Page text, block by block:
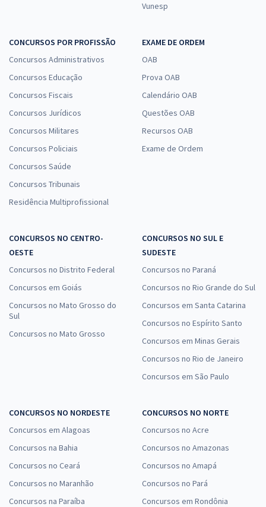
Vunesp
CONCURSOS POR PROFISSÃO
Concursos Administrativos
Concursos Educação
Concursos Fiscais
Concursos Jurídicos
Concursos Militares
Concursos Policiais
Concursos Saúde
Concursos Tribunais
Residência Multiprofissional
EXAME DE ORDEM
OAB
Prova OAB
Calendário OAB
Questões OAB
Recursos OAB
Exame de Ordem
CONCURSOS NO CENTRO-
OESTE
Concursos no Distrito Federal
Concursos em Goiás
Concursos no Mato Grosso do
Sul
Concursos no Mato Grosso
CONCURSOS NO SUL E
SUDESTE
Concursos no Paraná
Concursos no Rio Grande do Sul
Concursos em Santa Catarina
Concursos no Espírito Santo
Concursos em Minas Gerais
Concursos no Rio de Janeiro
Concursos em São Paulo
CONCURSOS NO NORDESTE
Concursos em Alagoas
Concursos na Bahia
Concursos no Ceará
Concursos no Maranhão
Concursos na Paraíba
CONCURSOS NO NORTE
Concursos no Acre
Concursos no Amazonas
Concursos no Amapá
Concursos no Pará
Concursos em Rondônia